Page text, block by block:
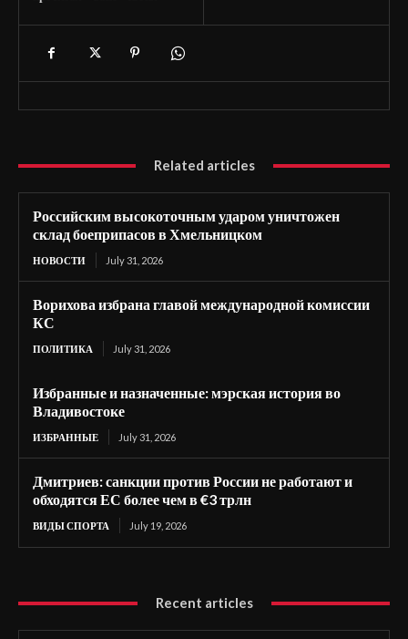
Related articles
Российским высокоточным ударом уничтожен
склад боеприпасов в Хмельницком
НОВОСТИ July 31, 2026
Ворихова избрана главой международной комиссии
КС
ПОЛИТИКА July 31, 2026
Избранные и назначенные: мэрская история во
Владивостоке
ИЗБРАННЫЕ July 31, 2026
Дмитриев: санкции против России не работают и
обходятся ЕС более чем в €3 трлн
ВИДЫ СПОРТА July 19, 2026
Recent articles